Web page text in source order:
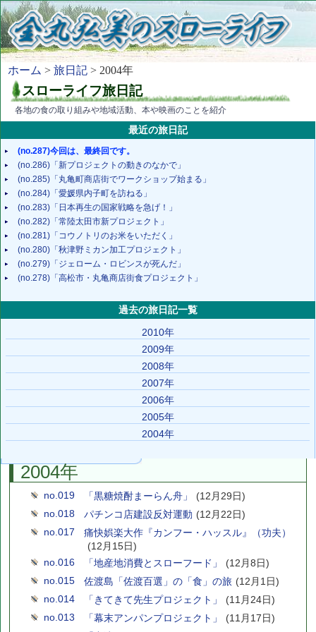
ホーム > 旅日記 > 2004年
スローライフ旅日記
各地の食の取り組みや地域活動、本や映画のことを紹介
最近の旅日記
(no.287)今回は、最終回です。
(no.286)「新プロジェクトの動きのなかで」
(no.285)「丸亀町商店街でワークショップ始まる」
(no.284)「愛媛県内子町を訪ねる」
(no.283)「日本再生の国家戦略を急げ！」
(no.282)「常陸太田市新プロジェクト」
(no.281)「コウノトリのお米をいただく」
(no.280)「秋津野ミカン加工プロジェクト」
(no.279)「ジェローム・ロビンスが死んだ」
(no.278)「高松市・丸亀商店街食プロジェクト」
過去の旅日記一覧
2010年
2009年
2008年
2007年
2006年
2005年
2004年
2004年
no.019 「黒糖焼酎まーらん舟」
(12月29日)
no.018
パチンコ店建設反対運動 (12月22日)
no.017
痛快娯楽大作『カンフー・ハッスル』（功夫）
(12月15日)
no.016
「地産地消費とスローフード」
(12月8日)
no.015
佐渡島「佐渡百選」の「食」の旅 (12月1日)
no.014
「きてきて先生プロジェクト」
(11月24日)
no.013
「幕末アンパンプロジェクト」
(11月17日)